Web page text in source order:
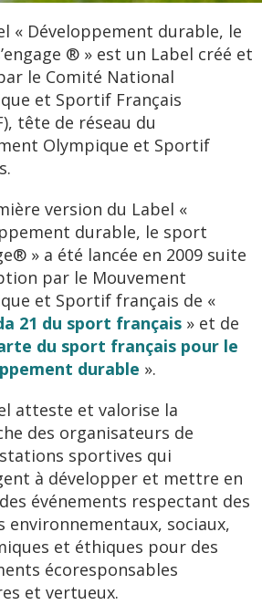
« Développement durable, le
® » est un Label créé et
le Comité National
et Sportif Français
tête de réseau du
Olympique et Sportif
version du Label «
durable, le sport
» a été lancée en 2009 suite
par le Mouvement
et Sportif français de «
21 du sport français» et de
du sport français pour le
durable ».
atteste et valorise la
des organisateurs de
sportives qui
à développer et mettre en
événements respectant des
environnementaux, sociaux,
et éthiques pour des
écoresponsables
et vertueux.